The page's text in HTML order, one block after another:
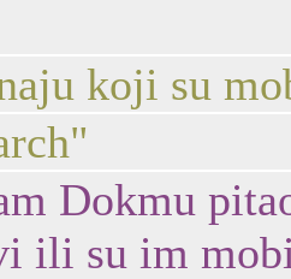
koji su
Dokmu
ili su im